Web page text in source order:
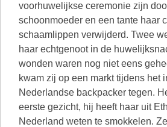
voorhuwelijkse ceremonie zijn
schoonmoeder en een tante haar
schaamlippen verwijderd. Twee
haar echtgenoot in de
wonden waren nog niet eens
kwam zij op een markt tijdens het
Nederlandse backpacker tegen.
eerste gezicht, hij heeft haar uit
Nederland weten te smokkelen.